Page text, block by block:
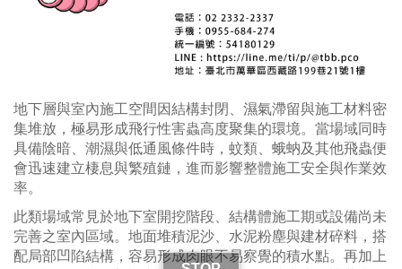
地下層與室內施工空間因結構封閉、濕氣滯留與施工材料密
集堆放，極易形成飛行性害蟲高度聚集的環境。當場域同時
具備陰暗、潮濕與低通風條件時，蚊類、蛾蚋及其他飛蟲便
會迅速建立棲息與繁殖鏈，進而影響整體施工安全與作業效
率。
此類場域常見於地下室開挖階段、結構體施工期或設備尚未
完善之室內區域。地面堆積泥沙、水泥粉塵與建材碎料，搭
配局部凹陷結構，容易形成肉眼不易察覺的積水點。再加上